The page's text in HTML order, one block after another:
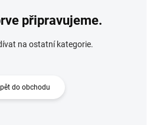
připravujeme.
na ostatní kategorie.
do obchodu